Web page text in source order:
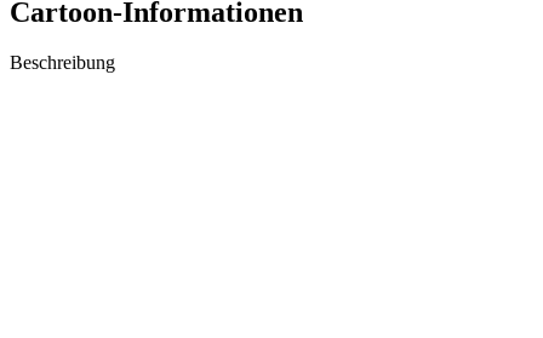
Cartoon-Informationen
Beschreibung